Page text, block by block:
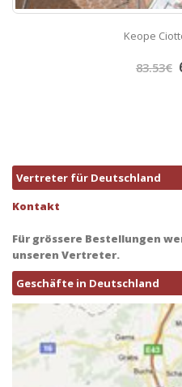
Keope
83.53€
Vertreter für Deutschland
Kontakt
Für grössere Bestellungen
unseren Vertreter.
Geschäfte in Deutschland